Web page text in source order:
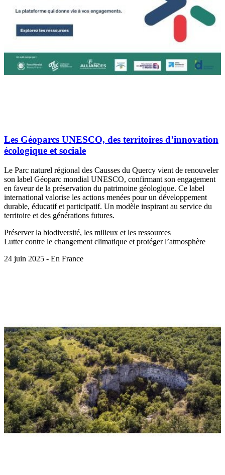
Les Géoparcs UNESCO, des territoires d’innovation
écologique et sociale
Le Parc naturel régional des Causses du Quercy vient de renouveler
son label Géoparc mondial UNESCO, confirmant son engagement
en faveur de la préservation du patrimoine géologique. Ce label
international valorise les actions menées pour un développement
durable, éducatif et participatif. Un modèle inspirant au service du
territoire et des générations futures.
Préserver la biodiversité, les milieux et les ressources
Lutter contre le changement climatique et protéger l’atmosphère
24 juin 2025 - En France